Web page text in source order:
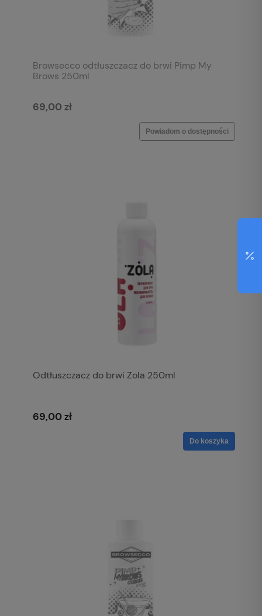
Browsecco odtłuszczacz do brwi Pimp My
Brows 250ml
69,00 zł
Powiadom o dostępności
Odtłuszczacz do brwi Zola 250ml
69,00 zł
Do koszyka